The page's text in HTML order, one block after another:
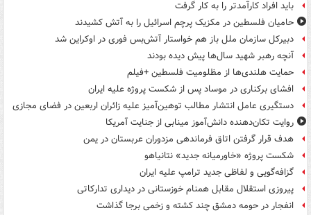
باید افراد کارآمدتر را به کار گرفت
حامیان فلسطین در مکزیک پرچم اسرائیل را به آتش کشیدند
دبیرکل سازمان ملل باز هم خواستار آتش‌بس فوری در اوکراین شد
آنچه رهبر شهید سال‌ها پیش دیده بودند
حمایت هلندی‌ها از مظلومیت فلسطین +فیلم
افشای برکناری در موساد پس از شکست پروژه علیه ایران
دستگیری عامل انتشار مطالب توهین‌آمیز علیه زائران اربعین در فضای مجازی
روایت تکان‌دهنده دانش‌آموز مینابی از جنایت آمریکا
هدف قرار گرفتن اتاق‌ فرماندهی مزدوران عربستان در یمن
شکست پروژه «خاورمیانه جدید» نتانیاهو
گزافه‌گویی و لفاظی جدید ترامپ علیه ایران
پیروزی استقلال مقابل همنام خوزستانی در دیداری تدارکاتی
انفجار در حومه دمشق چند کشته و زخمی برجا گذاشت